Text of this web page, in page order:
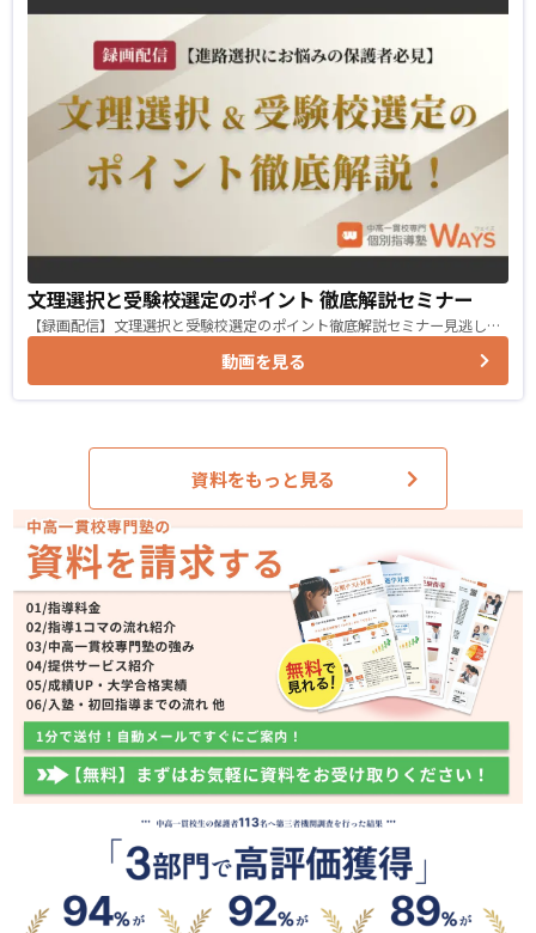
文理選択と受験校選定のポイント 徹底解説セミナー
【録画配信】文理選択と受験校選定のポイント徹底解説セミナー見逃し…
動画を見る
資料をもっと見る